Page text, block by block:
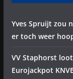
Yves Spruijt zou
er toch weer
VV Staphorst
Eurojackpot